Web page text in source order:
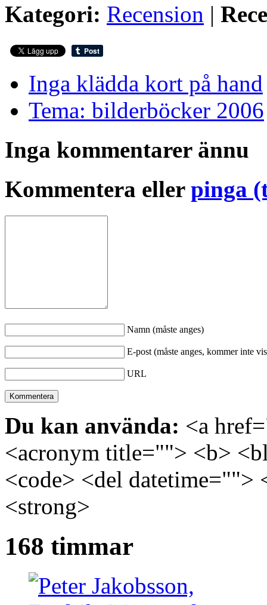
Kategori: Recension |
Inga klädda kort på hand
Tema: bilderböcker 2006
Inga kommentarer ännu
Kommentera eller pinga
Namn (måste anges)
E-post (måste anges, kommer inte
URL
Du kan använda: <a
<acronym title=""> <b>
<code> <del
<strong>
168 timmar